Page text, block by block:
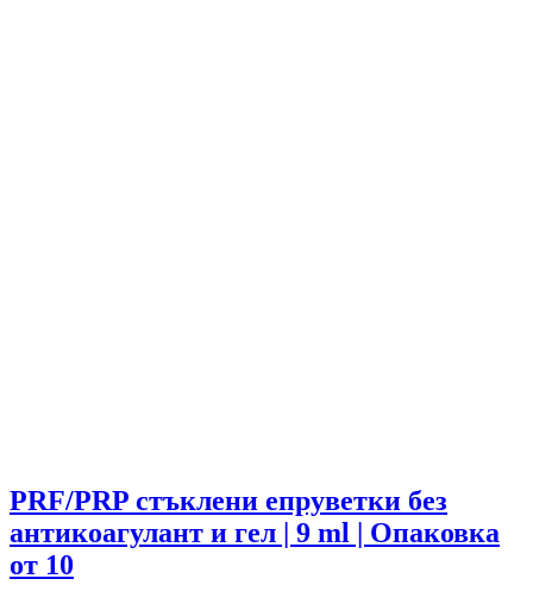
PRF/PRP стъклени епруветки без
антикоагулант и гел | 9 ml | Опаковка
от 10